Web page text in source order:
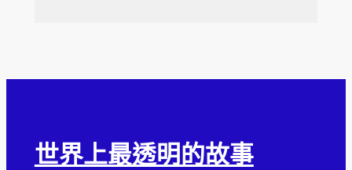
世界上最透明的故事